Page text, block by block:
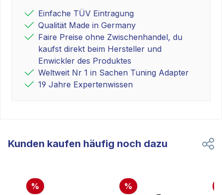
Einfache TÜV Eintragung
Qualität Made in Germany
Faire Preise ohne Zwischenhandel, du
kaufst direkt beim Hersteller und
Enwickler des Produktes
Weltweit Nr 1 in Sachen Tuning Adapter
19 Jahre Expertenwissen
Kunden kaufen häufig noch dazu
% %